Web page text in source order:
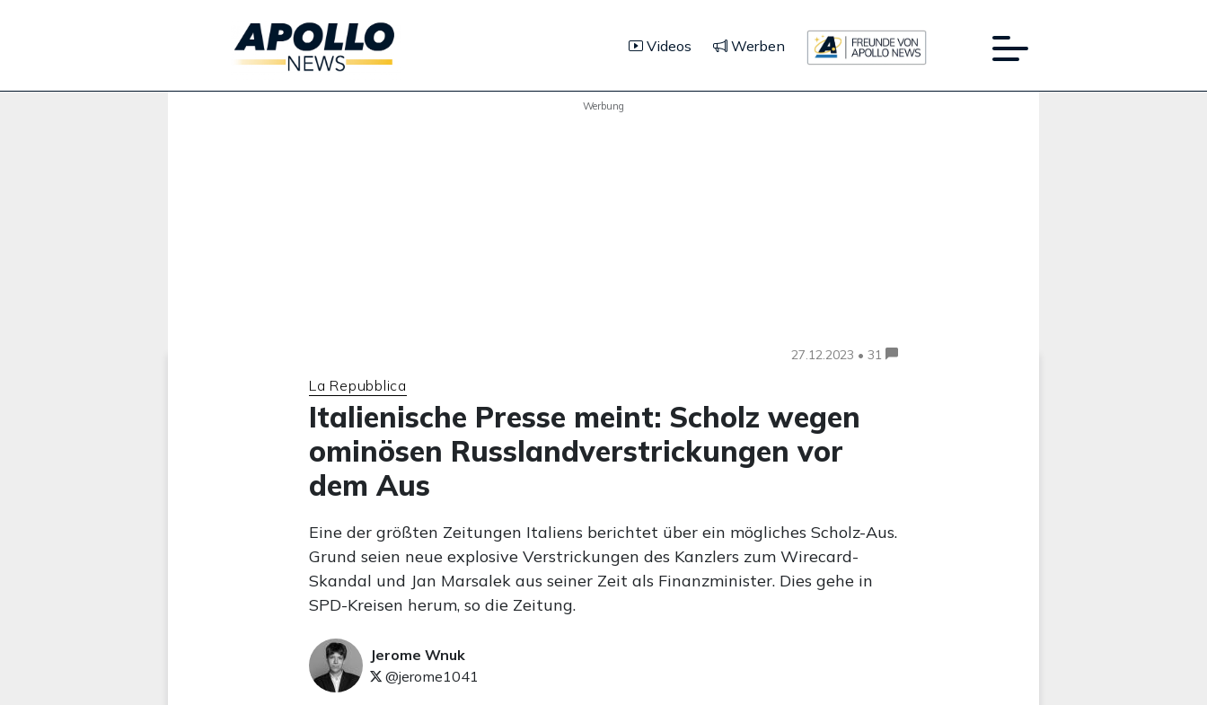
Videos Werben
Werbung
27.12.2023 • 31
La Repubblica
Italienische Presse meint: Scholz wegen
ominösen Russlandverstrickungen vor
dem Aus
Eine der größten Zeitungen Italiens berichtet über ein mögliches Scholz-Aus.
Grund seien neue explosive Verstrickungen des Kanzlers zum Wirecard-
Skandal und Jan Marsalek aus seiner Zeit als Finanzminister. Dies gehe in
SPD-Kreisen herum, so die Zeitung.
Jerome Wnuk
@jerome1041